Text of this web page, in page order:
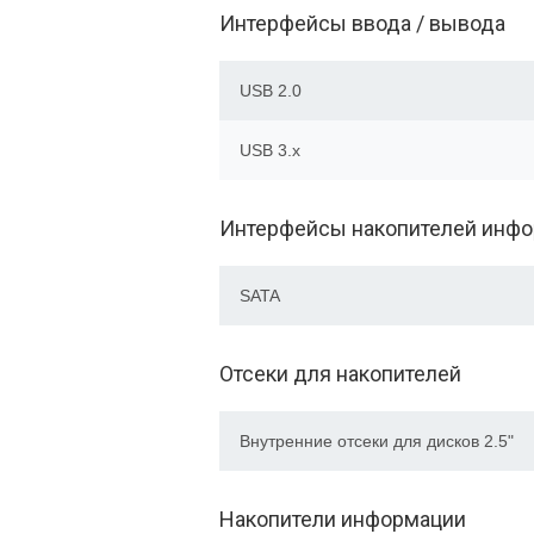
Интерфейсы ввода / вывода
USB 2.0
USB 3.x
Интерфейсы накопителей
SATA
Отсеки для накопителей
Внутренние отсеки для дисков 2.5"
Накопители информации